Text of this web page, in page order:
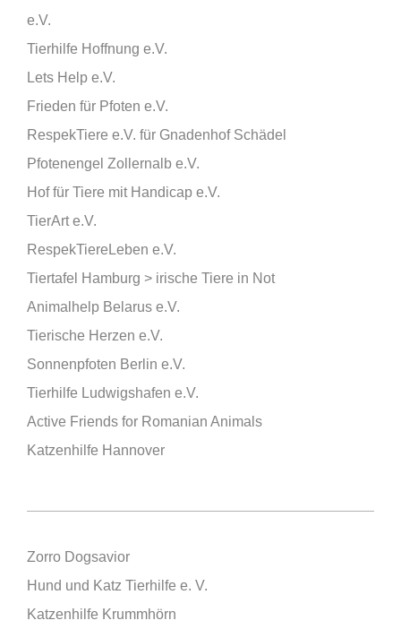
e.V.
Tierhilfe Hoffnung e.V.
Lets Help e.V.
Frieden für Pfoten e.V.
RespekTiere e.V. für Gnadenhof Schädel
Pfotenengel Zollernalb e.V.
Hof für Tiere mit Handicap e.V.
TierArt e.V.
RespekTiereLeben e.V.
Tiertafel Hamburg > irische Tiere in Not
Animalhelp Belarus e.V.
Tierische Herzen e.V.
Sonnenpfoten Berlin e.V.
Tierhilfe Ludwigshafen e.V.
Active Friends for Romanian Animals
Katzenhilfe Hannover
Zorro Dogsavior
Hund und Katz Tierhilfe e. V.
Katzenhilfe Krummhörn